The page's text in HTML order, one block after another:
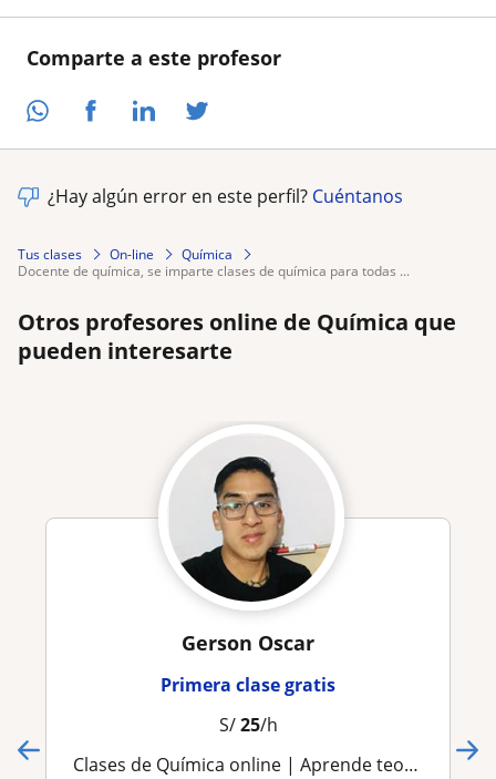
Comparte a este profesor
¿Hay algún error en este perfil? Cuéntanos
Tus clases On-line
Química
docente de química, se imparte clases de química para todas ...
Otros profesores online de Química que
pueden interesarte
Gerson Oscar
Primera clase gratis
S/25/h
Clases de Química online | Aprende teoría y resolución de problemas